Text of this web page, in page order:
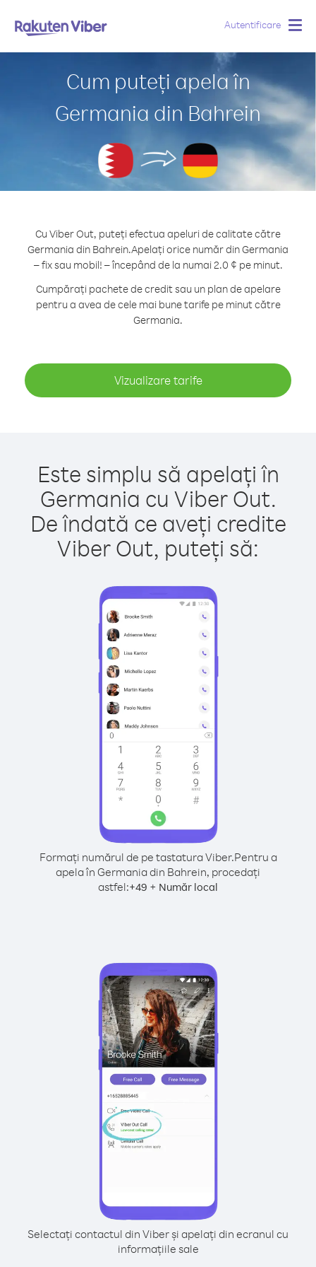
Autentificare
Cum puteți apela în
Germania din Bahrein
Cu Viber Out, puteți efectua apeluri de calitate către
Germania din Bahrein.Apelați orice număr din Germania
– fix sau mobil! – începând de la numai 2.0 ¢ pe minut.
Cumpărați pachete de credit sau un plan de apelare
pentru a avea de cele mai bune tarife pe minut către
Germania.
Vizualizare tarife
Este simplu să apelați în
Germania cu Viber Out.
De îndată ce aveți credite
Viber Out, puteți să:
Formați numărul de pe tastatura Viber.Pentru a
apela în Germania din Bahrein, procedați
astfel:+49 + Număr local
Selectați contactul din Viber și apelați din ecranul cu
informațiile sale